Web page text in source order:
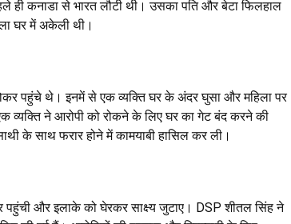
कनाडा से भारत लौटी थी। उसका पति और बेटा फिलहाल
घर में अकेली थी।
पहुंचे थे। इनमें से एक व्यक्ति घर के अंदर घुसा और महिला पर
ने आरोपी को रोकने के लिए घर का गेट बंद करने की
के साथ फरार होने में कामयाबी हासिल कर ली।
और इलाके को घेरकर साक्ष्य जुटाए। DSP शीतल सिंह ने